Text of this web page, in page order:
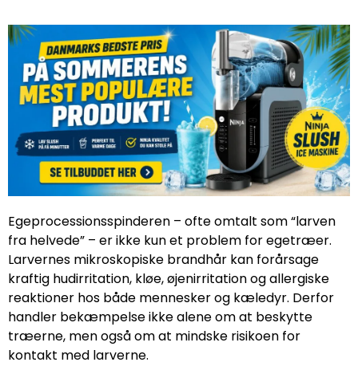
Egeprocessionsspinderen – ofte omtalt som “larven
fra helvede” – er ikke kun et problem for egetræer.
Larvernes mikroskopiske brandhår kan forårsage
kraftig hudirritation, kløe, øjenirritation og allergiske
reaktioner hos både mennesker og kæledyr. Derfor
handler bekæmpelse ikke alene om at beskytte
træerne, men også om at mindske risikoen for
kontakt med larverne.